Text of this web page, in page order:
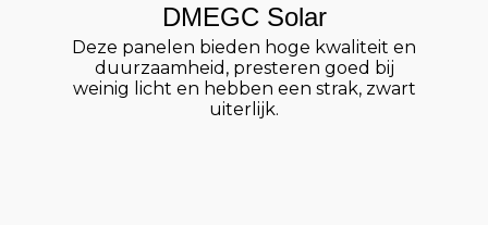
DMEGC Solar
Deze panelen bieden hoge kwaliteit en
duurzaamheid, presteren goed bij
weinig licht en hebben een strak, zwart
uiterlijk.